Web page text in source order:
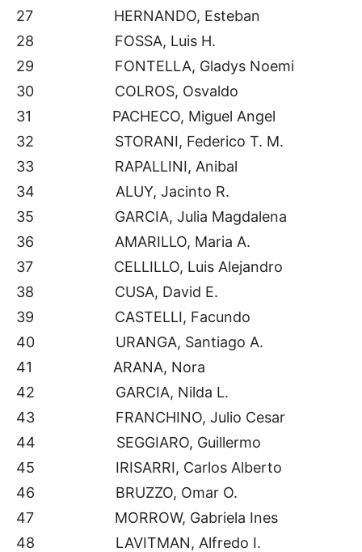
27 HERNANDO, Esteban
28 FOSSA, Luis H.
29 FONTELLA, Gladys Noemi
30 COLROS, Osvaldo
31 PACHECO, Miguel Angel
32 STORANI, Federico T. M.
33 RAPALLINI, Anibal
34 ALUY, Jacinto R.
35 GARCIA, Julia Magdalena
36 AMARILLO, Maria A.
37 CELLILLO, Luis Alejandro
38 CUSA, David E.
39 CASTELLI, Facundo
40 URANGA, Santiago A.
41 ARANA, Nora
42 GARCIA, Nilda L.
43 FRANCHINO, Julio Cesar
44 SEGGIARO, Guillermo
45 IRISARRI, Carlos Alberto
46 BRUZZO, Omar O.
47 MORROW, Gabriela Ines
48 LAVITMAN, Alfredo I.